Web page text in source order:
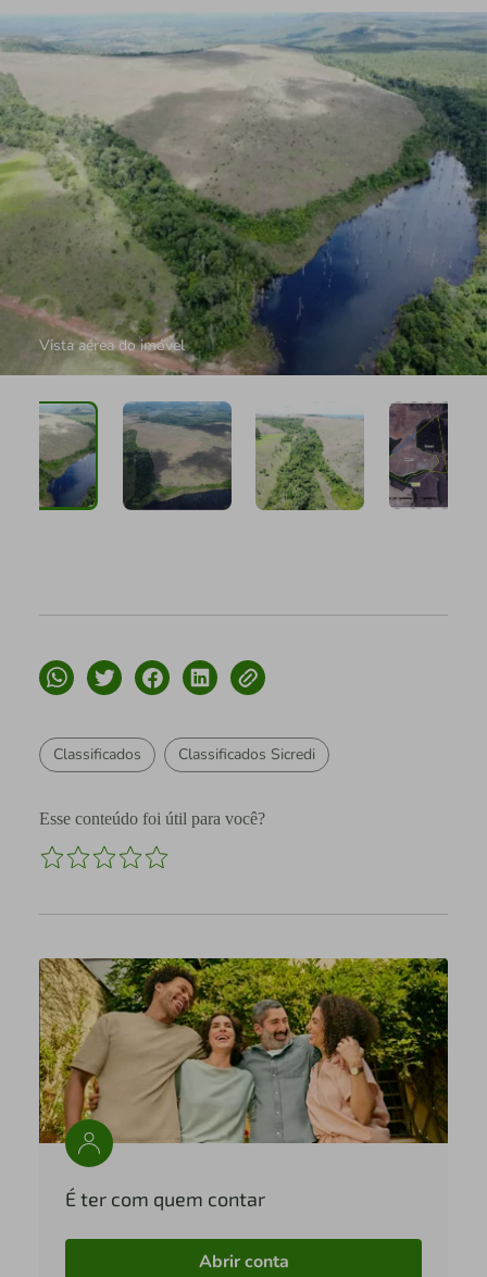
Vista aérea do imóvel
Classificados Classificados Sicredi
Esse conteúdo foi útil para você?
É ter com quem contar
Abrir conta